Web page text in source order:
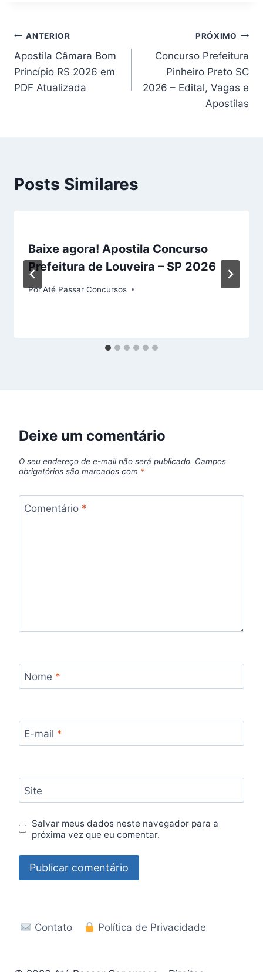
Navegação
de
Post
ANTERIOR
Apostila Câmara Bom
Princípio RS 2026 em
PDF Atualizada
PRÓXIMO
Concurso Prefeitura
Pinheiro Preto SC
2026 – Edital, Vagas e
Apostilas
Posts Similares
Baixe agora! Apostila Concurso
Prefeitura de Louveira – SP 2026
PorAté Passar Concursos
Deixe um comentário
O seu endereço de e-mail não será publicado. Campos
obrigatórios são marcados com *
Comentário *
Nome *
E-mail *
Site
Salvar meus dados neste navegador para a
próxima vez que eu comentar.
Contato Política de Privacidade